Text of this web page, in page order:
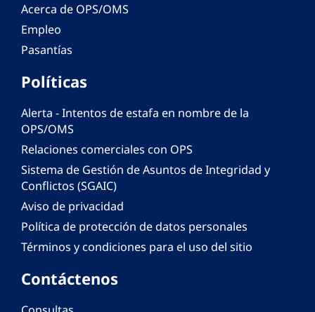
Acerca de OPS/OMS
Empleo
Pasantías
Políticas
Alerta - Intentos de estafa en nombre de la
OPS/OMS
Relaciones comerciales con OPS
Sistema de Gestión de Asuntos de Integridad y
Conflictos (SGAIC)
Aviso de privacidad
Política de protección de datos personales
Términos y condiciones para el uso del sitio
Contáctenos